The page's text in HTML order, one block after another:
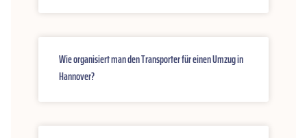
Wie organisiert man den Transporter für einen Umzug in
Hannover?